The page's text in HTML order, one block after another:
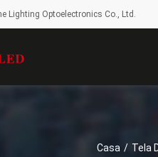
Lighting Optoelectronics Co., Ltd.
Casa / Tela